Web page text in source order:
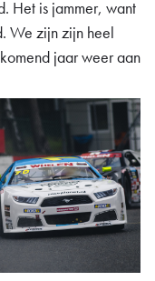
Het is jammer, want
We zijn zijn heel
jaar weer aan